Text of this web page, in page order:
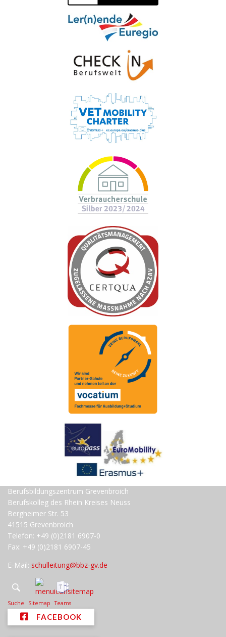
Berufsbildungszentrum Grevenbroich
Berufskolleg des Rhein Kreises Neuss
Bergheimer Str. 53
41515 Grevenbroich
Telefon: +49 (0)2181 6907-0
Fax: +49 (0)2181 6907-45
E-Mail: schulleitung@bbz-gv.de
Suche Sitemap Teams
FACEBOOK